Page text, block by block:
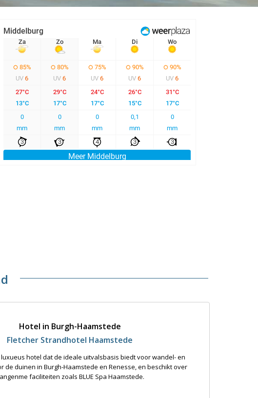
Hotel in Burgh-Haamstede
Fletcher Strandhotel Haamstede
hotel dat de ideale uitvalsbasis biedt voor wandel- en
de duinen in Burgh-Haamstede en Renesse, en beschikt over
faciliteiten zoals BLUE Spa Haamstede.